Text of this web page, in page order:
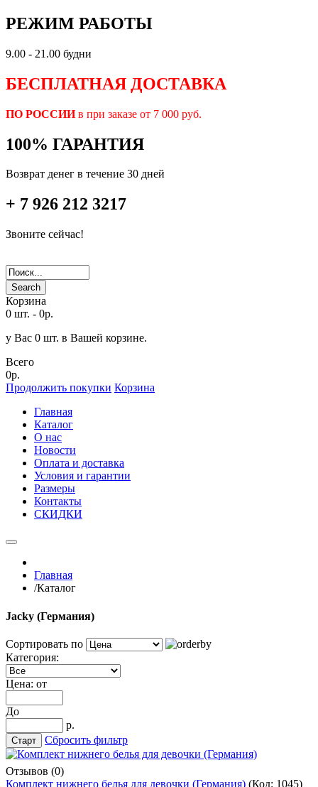
РЕЖИМ РАБОТЫ
9.00 - 21.00 будни
БЕСПЛАТНАЯ ДОСТАВКА
ПО РОССИИв при заказе от 7 000 руб.
100% ГАРАНТИЯ
Возврат денег в течение 30 дней
+ 7 926 212 3217
Звоните сейчас!
Search
Корзина
0 шт. - 0р.
у Вас 0 шт. в Вашей корзине.
Всего
0р.
Продолжить покупки Корзина
Главная
Каталог
О нас
Новости
Оплата и доставка
Условия и гарантии
Размеры
Контакты
СКИДКИ
Главная
/Каталог
Jacky (Германия)
Сортировать по
Категория:
Цена: от
До
р.
Сбросить фильтр
Отзывов (0)
Комплект нижнего белья для девочки (Германия) (Код: 1045)